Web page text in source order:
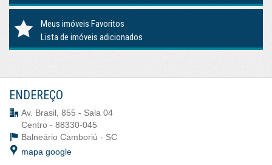
Meus imóveis Favoritos
Lista de imóveis adicionados
ENDEREÇO
Av. Brasil, 855 - Sala 04
Centro - 88330-045
Balneário Camboriú - SC
mapa google